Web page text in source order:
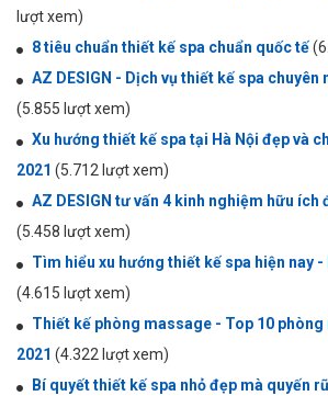
lượt xem)
8 tiêu chuẩn thiết kế spa chuẩn quốc tế
AZ DESIGN - Dịch vụ thiết kế spa chuyên
(5.855 lượt xem)
Xu hướng thiết kế spa tại Hà Nội đẹp và
2021 (5.712 lượt xem)
AZ DESIGN tư vấn 4 kinh nghiệm hữu
(5.458 lượt xem)
Tìm hiểu xu hướng thiết kế spa hiện nay -
(4.615 lượt xem)
Thiết kế phòng massage - Top 10
2021 (4.322 lượt xem)
Bí quyết thiết kế spa nhỏ đẹp mà quyến